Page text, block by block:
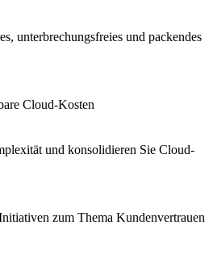
unterbrechungsfreies und packendes
Cloud-Kosten
und konsolidieren Sie Cloud-
zum Thema Kundenvertrauen